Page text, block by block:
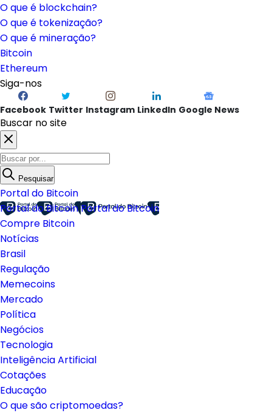
O que é blockchain?
O que é tokenização?
O que é mineração?
Bitcoin
Ethereum
Siga-nos
Facebook Twitter Instagram LinkedIn Google News
Buscar no site
Pesquisar
Portal do Bitcoin
Portal do BitcoinPortal do Bitcoin
Compre Bitcoin
Notícias
Brasil
Regulação
Memecoins
Mercado
Política
Negócios
Tecnologia
Inteligência Artificial
Cotações
Educação
O que são criptomoedas?